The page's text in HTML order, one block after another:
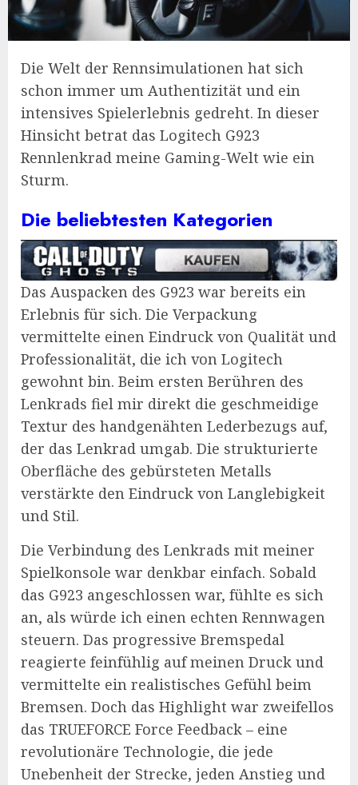
Die Welt der Rennsimulationen hat sich
schon immer um Authentizität und ein
intensives Spielerlebnis gedreht. In dieser
Hinsicht betrat das Logitech G923
Rennlenkrad meine Gaming-Welt wie ein
Sturm.
Die beliebtesten Kategorien
Das Auspacken des G923 war bereits ein
Erlebnis für sich. Die Verpackung
vermittelte einen Eindruck von Qualität und
Professionalität, die ich von Logitech
gewohnt bin. Beim ersten Berühren des
Lenkrads fiel mir direkt die geschmeidige
Textur des handgenähten Lederbezugs auf,
der das Lenkrad umgab. Die strukturierte
Oberfläche des gebürsteten Metalls
verstärkte den Eindruck von Langlebigkeit
und Stil.
Die Verbindung des Lenkrads mit meiner
Spielkonsole war denkbar einfach. Sobald
das G923 angeschlossen war, fühlte es sich
an, als würde ich einen echten Rennwagen
steuern. Das progressive Bremspedal
reagierte feinfühlig auf meinen Druck und
vermittelte ein realistisches Gefühl beim
Bremsen. Doch das Highlight war zweifellos
das TRUEFORCE Force Feedback – eine
revolutionäre Technologie, die jede
Unebenheit der Strecke, jeden Anstieg und